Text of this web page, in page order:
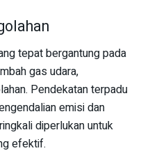
tepat bergantung pada
gas udara,
Pendekatan terpadu
emisi dan
diperlukan untuk
efektif.